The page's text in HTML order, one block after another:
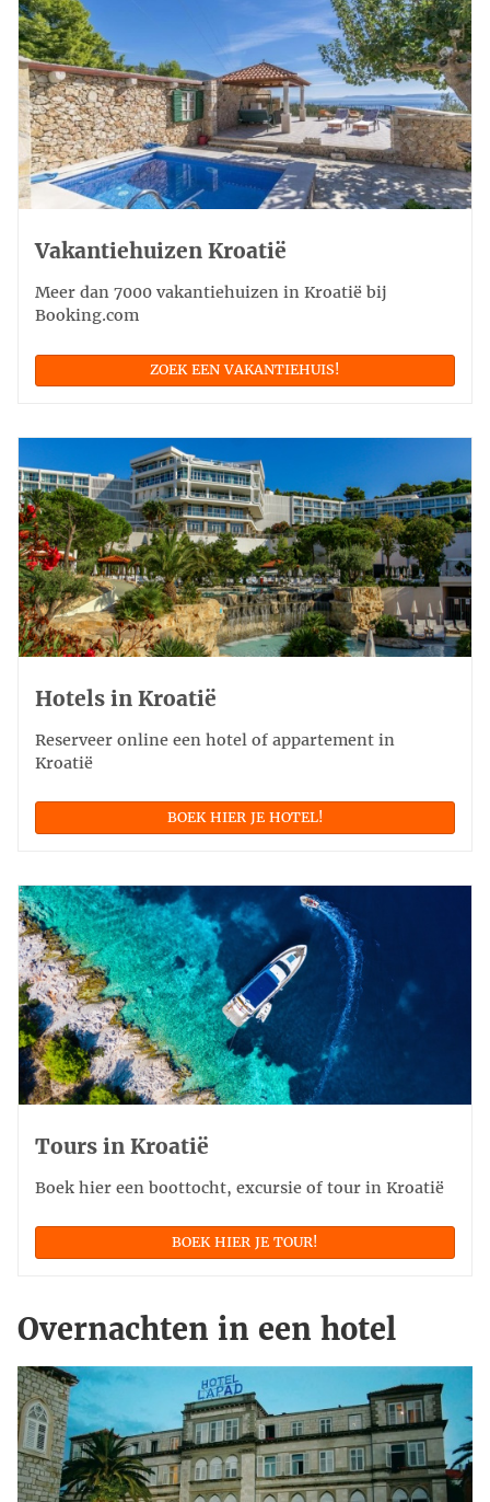
Vakantiehuizen Kroatië
Meer dan 7000 vakantiehuizen in Kroatië bij
Booking.com
ZOEK EEN VAKANTIEHUIS!
Hotels in Kroatië
Reserveer online een hotel of appartement in
Kroatië
BOEK HIER JE HOTEL!
Tours in Kroatië
Boek hier een boottocht, excursie of tour in Kroatië
BOEK HIER JE TOUR!
Overnachten in een hotel